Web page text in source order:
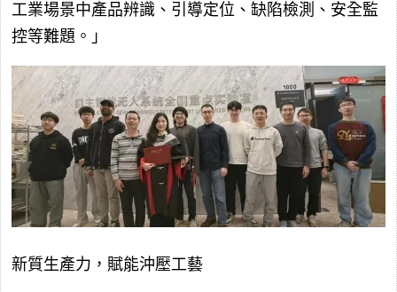
工業場景中產品辨識、引導定位、缺陷檢測、安全監
控等難題。」
新質生產力，賦能沖壓工藝